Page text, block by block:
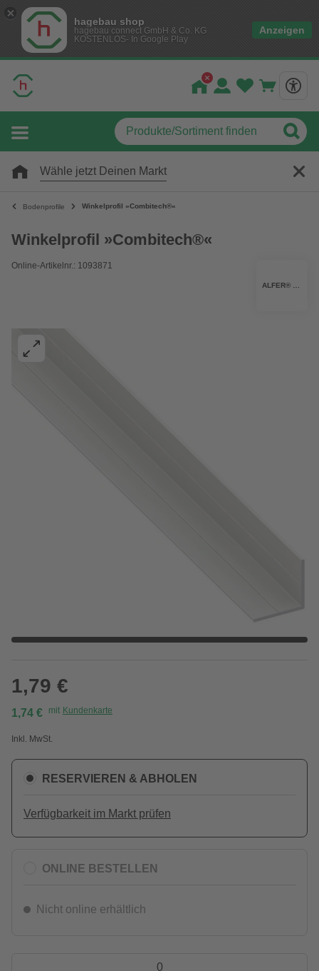
hagebau shop
hagebau connect GmbH & Co. KG
KOSTENLOS- In Google Play
Anzeigen
Wähle jetzt Deinen Markt
Bodenprofile Winkelprofil »Combitech®«
Winkelprofil »Combitech®«
Online-Artikelnr.: 1093871
1,79 €
1,74 € mit Kundenkarte
Inkl. MwSt.
RESERVIEREN & ABHOLEN
Verfügbarkeit im Markt prüfen
ONLINE BESTELLEN
Nicht online erhältlich